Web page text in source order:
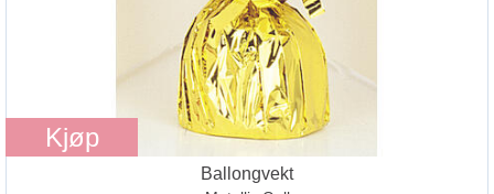
Kjøp
Ballongvekt